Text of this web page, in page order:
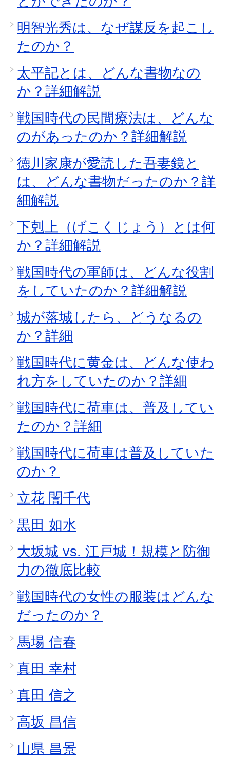
明智光秀は、なぜ謀反を起こし
たのか？
太平記とは、どんな書物なの
か？詳細解説
戦国時代の民間療法は、どんな
のがあったのか？詳細解説
徳川家康が愛読した吾妻鏡と
は、どんな書物だったのか？詳
細解説
下剋上（げこくじょう）とは何
か？詳細解説
戦国時代の軍師は、どんな役割
をしていたのか？詳細解説
城が落城したら、どうなるの
か？詳細
戦国時代に黄金は、どんな使わ
れ方をしていたのか？詳細
戦国時代に荷車は、普及してい
たのか？詳細
戦国時代に荷車は普及していた
のか？
立花 誾千代
黒田 如水
大坂城 vs. 江戸城！規模と防御
力の徹底比較
戦国時代の女性の服装はどんな
だったのか？
馬場 信春
真田 幸村
真田 信之
高坂 昌信
山県 昌景